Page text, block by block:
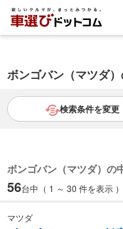
ボンゴバン（マツダ
検索条件を変更
ボンゴバン（マツダ）の
56台中（ 1 ～ 30 件を表示 ）
マツダ